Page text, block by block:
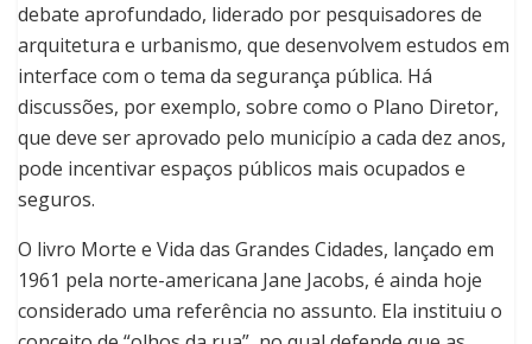
debate aprofundado, liderado por pesquisadores de
arquitetura e urbanismo, que desenvolvem estudos em
interface com o tema da segurança pública. Há
discussões, por exemplo, sobre como o Plano Diretor,
que deve ser aprovado pelo município a cada dez anos,
pode incentivar espaços públicos mais ocupados e
seguros.
O livro Morte e Vida das Grandes Cidades, lançado em
1961 pela norte-americana Jane Jacobs, é ainda hoje
considerado uma referência no assunto. Ela instituiu o